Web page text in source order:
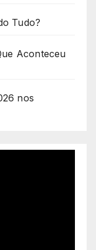
Tudo?
Aconteceu
nos